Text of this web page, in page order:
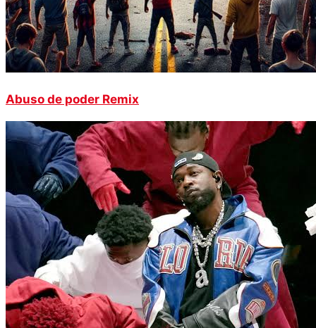
Abuso de poder Remix